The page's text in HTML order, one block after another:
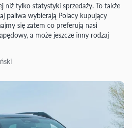
niż tylko statystyki sprzedaży. To także
paliwa wybierają Polacy kupujący
się zatem co preferują nasi
a może jeszcze inny rodzaj